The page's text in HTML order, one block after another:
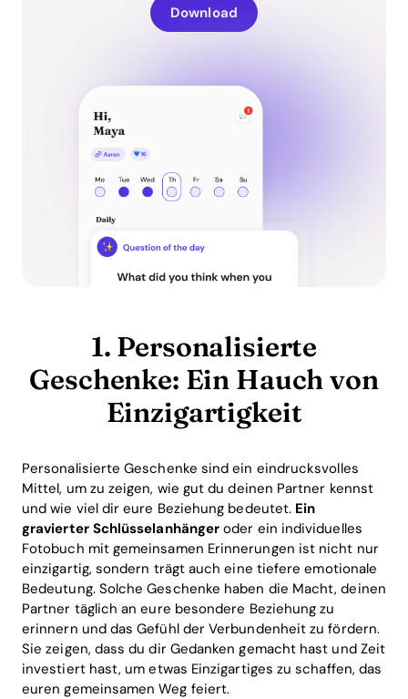
Download
1. Personalisierte
Geschenke: Ein Hauch von
Einzigartigkeit
Personalisierte Geschenke sind ein eindrucksvolles
Mittel, um zu zeigen, wie gut du deinen Partner kennst
und wie viel dir eure Beziehung bedeutet. Ein
gravierter Schlüsselanhänger oder ein individuelles
Fotobuch mit gemeinsamen Erinnerungen ist nicht nur
einzigartig, sondern trägt auch eine tiefere emotionale
Bedeutung. Solche Geschenke haben die Macht, deinen
Partner täglich an eure besondere Beziehung zu
erinnern und das Gefühl der Verbundenheit zu fördern.
Sie zeigen, dass du dir Gedanken gemacht hast und Zeit
investiert hast, um etwas Einzigartiges zu schaffen, das
euren gemeinsamen Weg feiert.